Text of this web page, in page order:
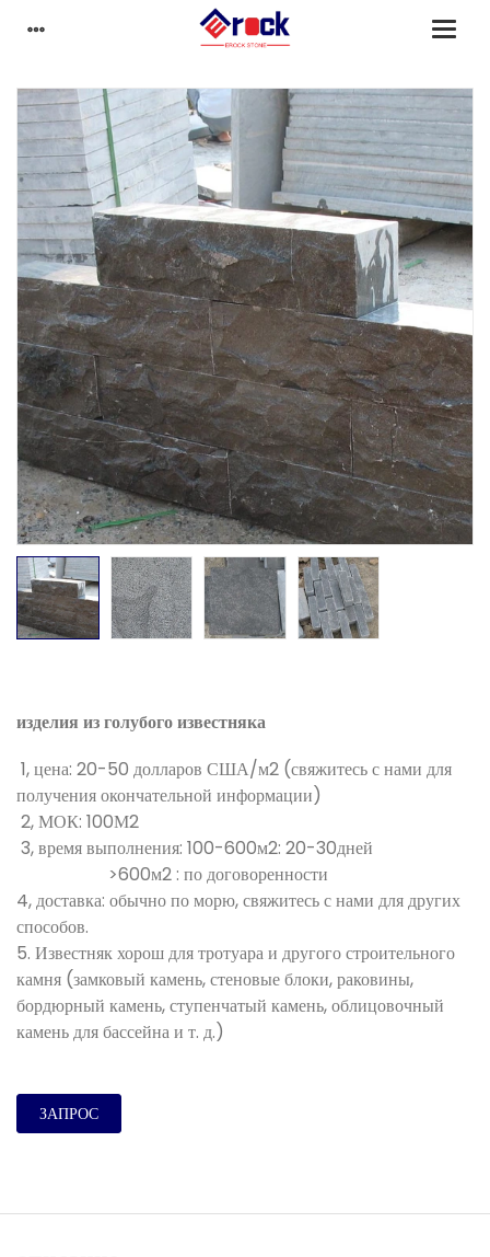
изделия из голубого известняка
1, цена: 20-50 долларов США/м2 (свяжитесь с нами для
получения окончательной информации)
2, МОК: 100М2
3, время выполнения: 100-600м2: 20-30дней
>600м2 : по договоренности
4, доставка: обычно по морю, свяжитесь с нами для других
способов.
5. Известняк хорош для тротуара и другого строительного
камня (замковый камень, стеновые блоки, раковины,
бордюрный камень, ступенчатый камень, облицовочный
камень для бассейна и т. д.)
ЗАПРОС